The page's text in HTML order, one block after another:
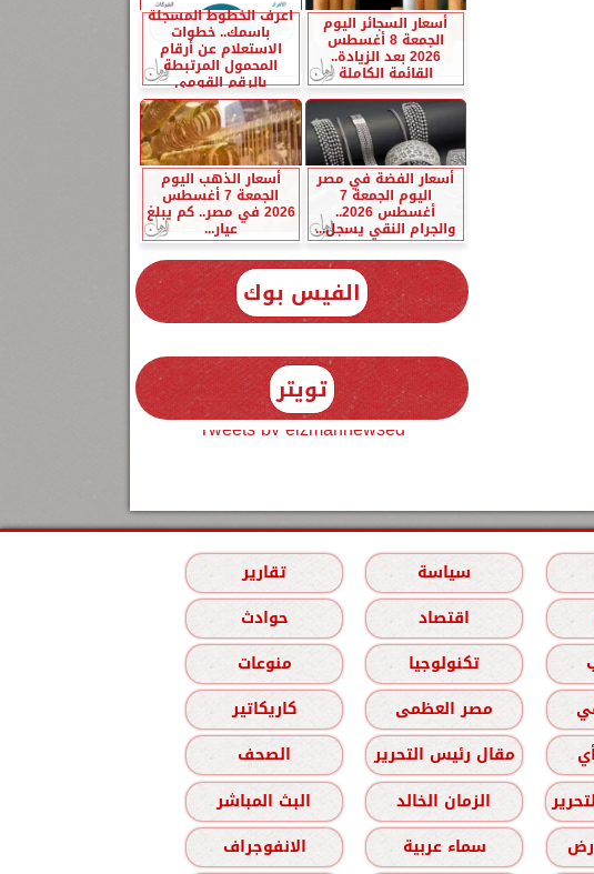
أسعار السجائر اليوم
الجمعة 8 أغسطس
2026 بعد الزيادة..
القائمة الكاملة
اعرف الخطوط المسجلة
باسمك.. خطوات
الاستعلام عن أرقام
المحمول المرتبطة
بالرقم القومي
أسعار الفضة في مصر
اليوم الجمعة 7
أغسطس 2026..
والجرام النقي يسجل...
أسعار الذهب اليوم
الجمعة 7 أغسطس
2026 في مصر.. كم يبلغ
عيار...
الفيس بوك
تويتر
Tweets by elzmannewseg
سياسة
تقارير
اقتصاد
حوادث
تكنولوجيا
منوعات
مصر العظمى
كاريكاتير
مقال رئيس التحرير
الصحف
الزمان الخالد
البث المباشر
سماء عربية الانفوجراف